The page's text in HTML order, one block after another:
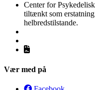
Center for
tiltænkt som
helbredstilstande.
Vær med på